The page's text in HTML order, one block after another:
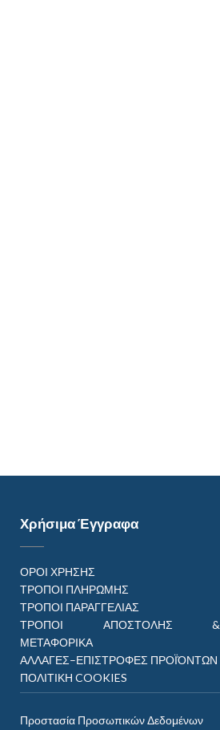
Χρήσιμα Έγγραφα
ΟΡΟΙ ΧΡΗΣΗΣ
ΤΡΟΠΟΙ ΠΛΗΡΩΜΗΣ
ΤΡΟΠΟΙ ΠΑΡΑΓΓΕΛΙΑΣ
ΤΡΟΠΟΙ ΑΠΟΣΤΟΛΗΣ &
ΜΕΤΑΦΟΡΙΚΑ
ΑΛΛΑΓΕΣ–ΕΠΙΣΤΡΟΦΕΣ ΠΡΟΪΌΝΤΩΝ
ΠΟΛΙΤΙΚΗ COOKIES
Προστασία Προσωπικών Δεδομένων